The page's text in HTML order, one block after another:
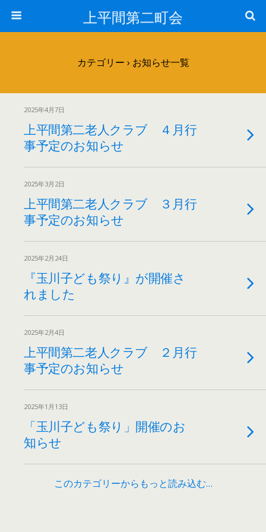
上平間第二町会
カテゴリー › お知らせ一覧
2025年4月7日
上平間第二老人クラブ ４月行
事予定のお知らせ
2025年3月2日
上平間第二老人クラブ ３月行
事予定のお知らせ
2025年2月24日
『玉川子ども祭り』が開催さ
れました
2025年2月4日
上平間第二老人クラブ ２月行
事予定のお知らせ
2025年1月13日
「玉川子ども祭り」開催のお
知らせ
このカテゴリーからもっと読み込む…